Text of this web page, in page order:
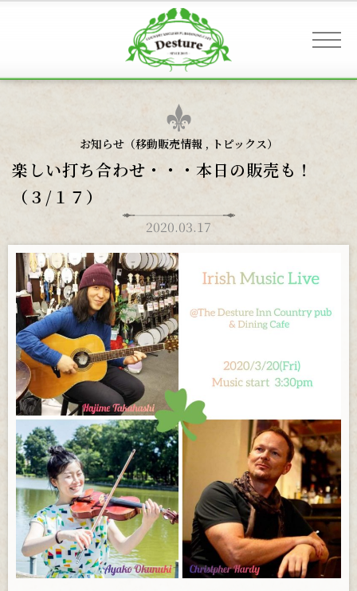
お客様へのご案内
ギャラリー
お問い合わせ
お知らせ（移動販売情報, トピックス）
楽しい打ち合わせ・・・本日の販売も！
（３/１７）
2020.03.17